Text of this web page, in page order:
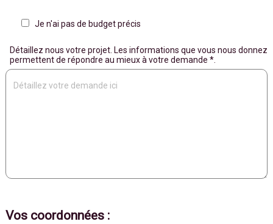
Je n'ai pas de budget précis
Détaillez nous votre projet. Les informations que vous nous donnez
permettent de répondre au mieux à votre demande *.
Vos coordonnées :